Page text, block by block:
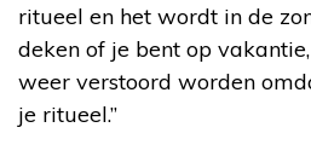
ritueel en het wordt in de
deken of je bent op
weer verstoord worden
je ritueel.”